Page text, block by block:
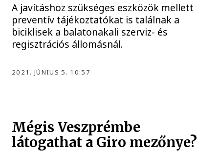
A javításhoz szükséges eszközök mellett
preventív tájékoztatókat is találnak a
biciklisek a balatonakali szerviz- és
regisztrációs állomásnál.
2021. JÚNIUS 5. 10:57
Mégis Veszprémbe
látogathat a Giro mezőnye?